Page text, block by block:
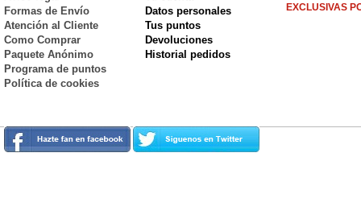
Formas de Envío
Atención al Cliente
Como Comprar
Paquete Anónimo
Programa de puntos
Política de cookies
Datos personales
Tus puntos
Devoluciones
Historial pedidos
EXCLUSIVAS